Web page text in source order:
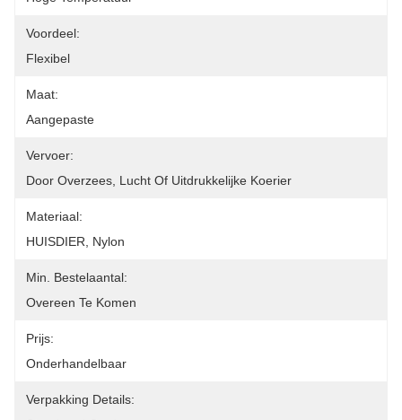
Voordeel:
Flexibel
Maat:
Aangepaste
Vervoer:
Door Overzees, Lucht Of Uitdrukkelijke Koerier
Materiaal:
HUISDIER, Nylon
Min. Bestelaantal:
Overeen Te Komen
Prijs:
Onderhandelbaar
Verpakking Details: